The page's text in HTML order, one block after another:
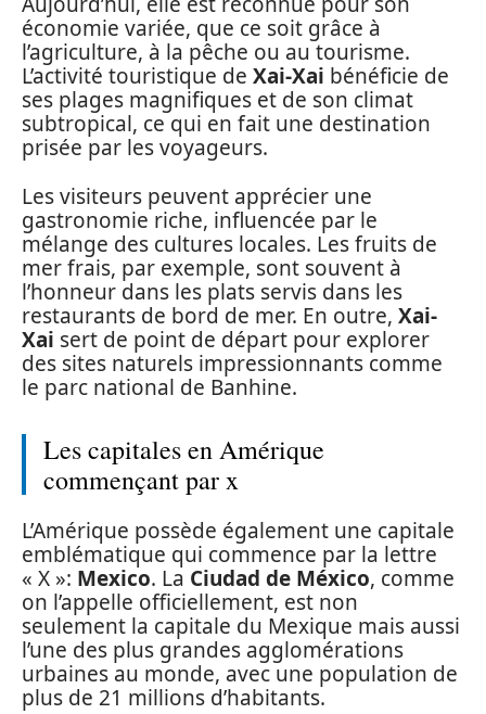
économie variée, que ce soit grâce à
l’agriculture, à la pêche ou au tourisme.
L’activité touristique de Xai-Xai bénéficie de
ses plages magnifiques et de son climat
subtropical, ce qui en fait une destination
prisée par les voyageurs.
Les visiteurs peuvent apprécier une
gastronomie riche, influencée par le
mélange des cultures locales. Les fruits de
mer frais, par exemple, sont souvent à
l’honneur dans les plats servis dans les
restaurants de bord de mer. En outre, Xai-
Xai sert de point de départ pour explorer
des sites naturels impressionnants comme
le parc national de Banhine.
Les capitales en Amérique
commençant par x
L’Amérique possède également une capitale
emblématique qui commence par la lettre
« X »: Mexico. La Ciudad de México, comme
on l’appelle officiellement, est non
seulement la capitale du Mexique mais aussi
l’une des plus grandes agglomérations
urbaines au monde, avec une population de
plus de 21 millions d’habitants.